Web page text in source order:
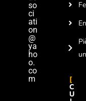
so
ci
ati
on
@
ya
ho
o.
co
m
C
U